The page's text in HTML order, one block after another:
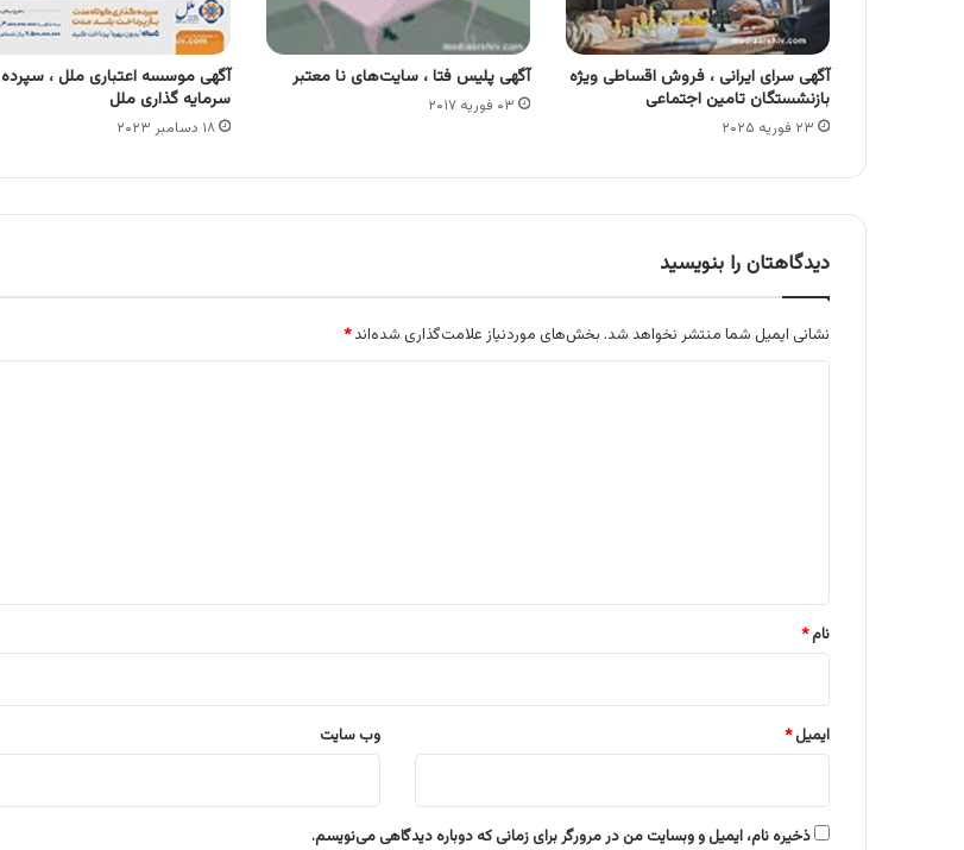
آگهی سرای ایرانی ، فروش اقساطی ویژه
بازنشستگان تامین اجتماعی
۲۳ فوریه ۲۰۲۵
آگهی پلیس فتا ، سایت‌های نا معتبر
۰۳ فوریه ۲۰۱۷
آگهی موسسه اعتباری ملل ، سپرده
سرمایه گذاری ملل
۱۸ دسامبر ۲۰۲۳
دیدگاهتان را بنویسید
نشانی ایمیل شما منتشر نخواهد شد. بخش‌های موردنیاز علامت‌گذاری شده‌اند*
نام*
ایمیل* وب‌ سایت
ذخیره نام، ایمیل و وبسایت من در مرورگر برای زمانی که دوباره دیدگاهی می‌نویسم.